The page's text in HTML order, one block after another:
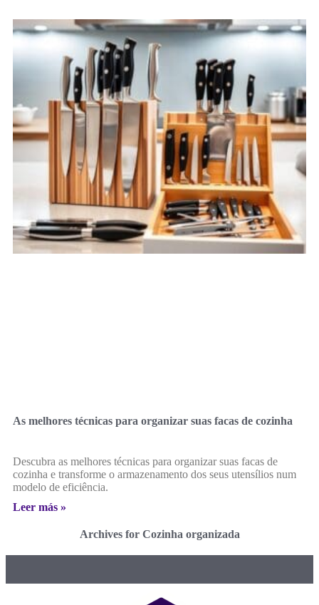
As melhores técnicas para organizar suas facas de cozinha
Descubra as melhores técnicas para organizar suas facas de
cozinha e transforme o armazenamento dos seus utensílios num
modelo de eficiência.
Leer más »
Archives for Cozinha organizada